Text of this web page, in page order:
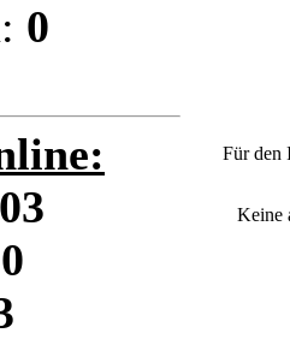
0
0
Für den
Keine